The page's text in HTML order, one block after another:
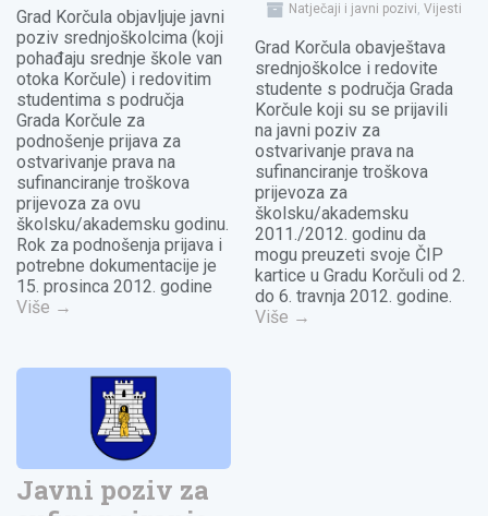
Grad Korčula objavljuje javni
poziv srednjoškolcima (koji
pohađaju srednje škole van
otoka Korčule) i redovitim
studentima s područja
Grada Korčule za
podnošenje prijava za
ostvarivanje prava na
sufinanciranje troškova
prijevoza za ovu
školsku/akademsku godinu.
Rok za podnošenja prijava i
potrebne dokumentacije je
15. prosinca 2012. godine
Više →
Natječaji i javni pozivi,Vijesti
Grad Korčula obavještava
srednjoškolce i redovite
studente s područja Grada
Korčule koji su se prijavili
na javni poziv za
ostvarivanje prava na
sufinanciranje troškova
prijevoza za
školsku/akademsku
2011./2012. godinu da
mogu preuzeti svoje ČIP
kartice u Gradu Korčuli od 2.
do 6. travnja 2012. godine.
Više →
Javni poziv za